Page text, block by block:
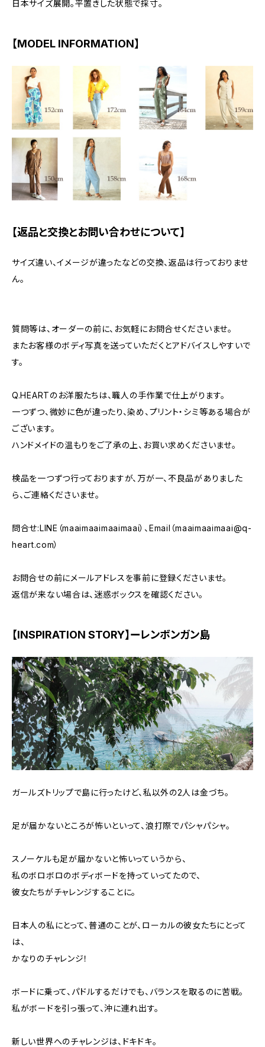
日本サイズ展開。平置きした状態で採寸。
【MODEL INFORMATION】
【返品と交換とお問い合わせについて】
サイズ違い、イメージが違ったなどの交換、返品は行っておりませ
ん。
質問等は、オーダーの前に、お気軽にお問合せくださいませ。
またお客様のボディ写真を送っていただくとアドバイスしやすいで
す。
Q.HEARTのお洋服たちは、職人の手作業で仕上がります。
一つずつ、微妙に色が違ったり、染め、プリント・シミ等ある場合が
ございます。
ハンドメイドの温もりをご了承の上、お買い求めくださいませ。
検品を一つずつ行っておりますが、万が一、不良品がありました
ら、ご連絡くださいませ。
問合せ:LINE（maaimaaimaaimaai）、Email（maaimaaimaai@q-
heart.com）
お問合せの前にメールアドレスを事前に登録くださいませ。
返信が来ない場合は、迷惑ボックスを確認ください。
【INSPIRATION STORY】ーレンボンガン島
ガールズトリップで島に行ったけど、私以外の2人は金づち。
足が届かないところが怖いといって、浪打際でパシャパシャ。
スノーケルも足が届かないと怖いっていうから、
私のボロボロのボディボードを持っていってたので、
彼女たちがチャレンジすることに。
日本人の私にとって、普通のことが、ローカルの彼女たちにとって
は、
かなりのチャレンジ！
ボードに乗って、パドルするだけでも、バランスを取るのに苦戦。
私がボードを引っ張って、沖に連れ出す。
新しい世界へのチャレンジは、ドキドキ。